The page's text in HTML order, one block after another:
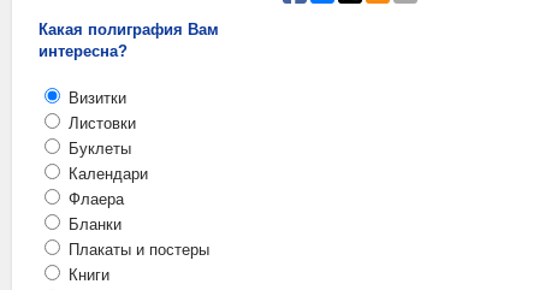
Какая полиграфия Вам
интересна?
Визитки
Листовки
Буклеты
Календари
Флаера
Бланки
Плакаты и постеры
Книги